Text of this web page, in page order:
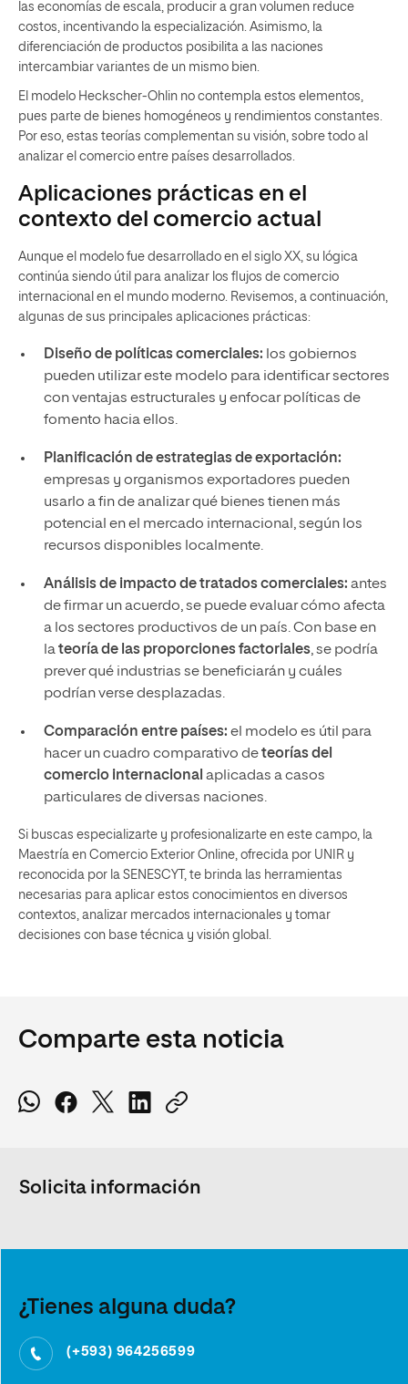
las economías de escala, producir a gran volumen reduce
costos, incentivando la especialización. Asimismo, la
diferenciación de productos posibilita a las naciones
intercambiar variantes de un mismo bien.
El modelo Heckscher-Ohlin no contempla estos elementos,
pues parte de bienes homogéneos y rendimientos constantes.
Por eso, estas teorías complementan su visión, sobre todo al
analizar el comercio entre países desarrollados.
Aplicaciones prácticas en el
contexto del comercio actual
Aunque el modelo fue desarrollado en el siglo XX, su lógica
continúa siendo útil para analizar los flujos de comercio
internacional en el mundo moderno. Revisemos, a continuación,
algunas de sus principales aplicaciones prácticas:
Diseño de políticas comerciales: los gobiernos
pueden utilizar este modelo para identificar sectores
con ventajas estructurales y enfocar políticas de
fomento hacia ellos.
Planificación de estrategias de exportación:
empresas y organismos exportadores pueden
usarlo a fin de analizar qué bienes tienen más
potencial en el mercado internacional, según los
recursos disponibles localmente.
Análisis de impacto de tratados comerciales: antes
de firmar un acuerdo, se puede evaluar cómo afecta
a los sectores productivos de un país. Con base en
lateoría de las proporciones factoriales, se podría
prever qué industrias se beneficiarán y cuáles
podrían verse desplazadas.
Comparación entre países: el modelo es útil para
hacer un cuadro comparativo deteorías del
comercio internacional aplicadas a casos
particulares de diversas naciones.
Si buscas especializarte y profesionalizarte en este campo, la
Maestría en Comercio Exterior Online, ofrecida por UNIR y
reconocida por la SENESCYT, te brinda las herramientas
necesarias para aplicar estos conocimientos en diversos
contextos, analizar mercados internacionales y tomar
decisiones con base técnica y visión global.
Comparte esta noticia
Solicita información
¿Tienes alguna duda?
(+593) 964256599